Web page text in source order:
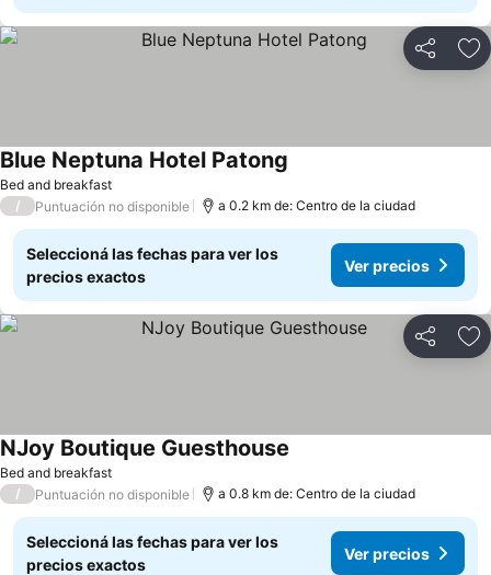
Compartir
Bed and breakfast
Blue Neptuna Hotel Patong
/ Puntuación no disponible a 0.2 km de: Centro de la ciudad
Seleccioná las fechas para ver los
precios exactos
Ver precios
Compartir
Bed and breakfast
NJoy Boutique Guesthouse
/ Puntuación no disponible a 0.8 km de: Centro de la ciudad
Seleccioná las fechas para ver los
precios exactos
Ver precios